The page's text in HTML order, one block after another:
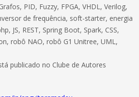
PID, Fuzzy, FPGA, VHDL, Verilog,
de frequência, soft-starter, energia
JS, REST, Spring Boot, Spark, CSS,
robô NAO, robô G1 Unitree, UML,
publicado no Clube de Autores